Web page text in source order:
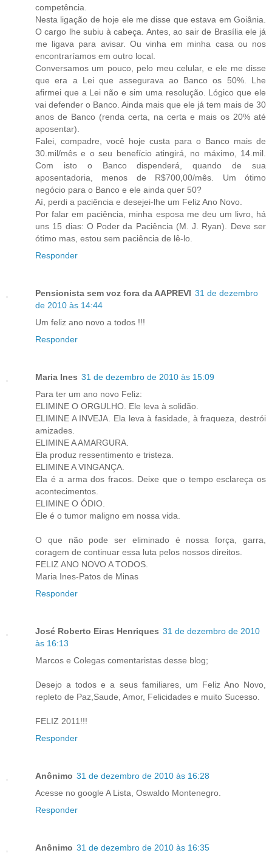
competência.
Nesta ligação de hoje ele me disse que estava em Goiânia.
O cargo lhe subiu à cabeça. Antes, ao sair de Brasília ele já
me ligava para avisar. Ou vinha em minha casa ou nos
encontraríamos em outro local.
Conversamos um pouco, pelo meu celular, e ele me disse
que era a Lei que assegurava ao Banco os 50%. Lhe
afirmei que a Lei não e sim uma resolução. Lógico que ele
vai defender o Banco. Ainda mais que ele já tem mais de 30
anos de Banco (renda certa, na certa e mais os 20% até
aposentar).
Falei, compadre, você hoje custa para o Banco mais de
30.mil/mês e o seu benefício atingirá, no máximo, 14.mil.
Com isto o Banco dispenderá, quando de sua
aposentadoria, menos de R$700,00/mês. Um ótimo
negócio para o Banco e ele ainda quer 50?
Aí, perdi a paciência e desejei-lhe um Feliz Ano Novo.
Por falar em paciência, minha esposa me deu um livro, há
uns 15 dias: O Poder da Paciência (M. J. Ryan). Deve ser
ótimo mas, estou sem paciência de lê-lo.
Responder
Pensionista sem voz fora da AAPREVI 31 de dezembro
de 2010 às 14:44
Um feliz ano novo a todos !!!
Responder
Maria Ines 31 de dezembro de 2010 às 15:09
Para ter um ano novo Feliz:
ELIMINE O ORGULHO. Ele leva à solidão.
ELIMINE A INVEJA. Ela leva à fasidade, à fraqueza, destrói
amizades.
ELIMINE A AMARGURA.
Ela produz ressentimento e tristeza.
ELIMINE A VINGANÇA.
Ela é a arma dos fracos. Deixe que o tempo esclareça os
acontecimentos.
ELIMINE O ÓDIO.
Ele é o tumor maligno em nossa vida.
O que não pode ser eliminado é nossa força, garra,
coragem de continuar essa luta pelos nossos direitos.
FELIZ ANO NOVO A TODOS.
Maria Ines-Patos de Minas
Responder
José Roberto Eiras Henriques 31 de dezembro de 2010
às 16:13
Marcos e Colegas comentaristas desse blog;
Desejo a todos e a seus familiares, um Feliz Ano Novo,
repleto de Paz,Saude, Amor, Felicidades e muito Sucesso.
FELIZ 2011!!!
Responder
Anônimo 31 de dezembro de 2010 às 16:28
Acesse no google A Lista, Oswaldo Montenegro.
Responder
Anônimo 31 de dezembro de 2010 às 16:35